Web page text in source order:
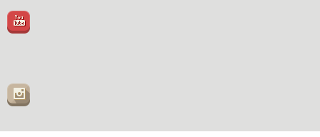
Youtube
Instagram